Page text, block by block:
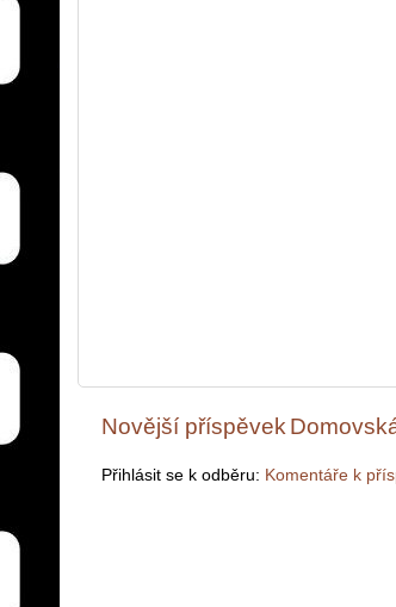
Novější příspěvek
Přihlásit se k odběru: Komentáře k